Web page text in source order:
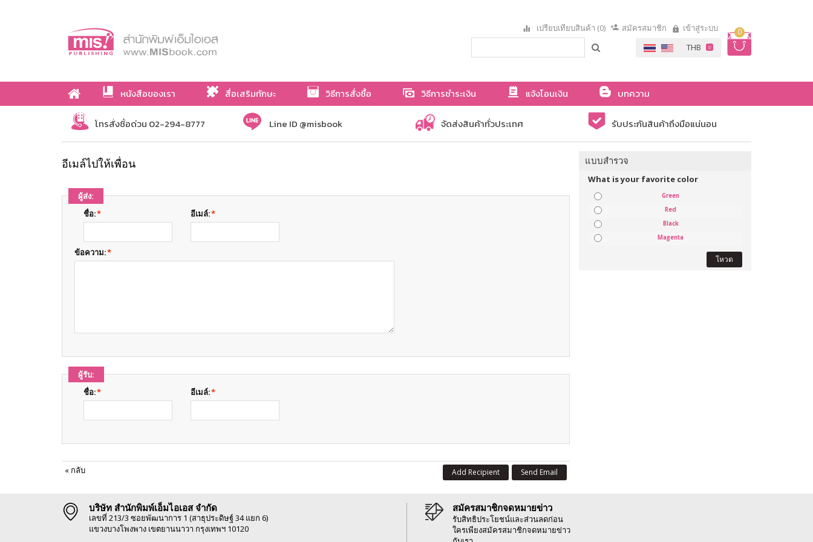
0
เปรียบเทียบสินค้า (0) สมัครสมาชิก เข้าสู่ระบบ
หนังสือของเรา สื่อเสริมทักษะ วิธีการสั่งซื้อ วิธีการชำระเงิน แจ้งโอนเงิน
บทความ
เกี่ยวกับเรา
โทรสั่งซื้อด่วน 02-294-8777 Line ID @misbook จัดส่งสินค้าทั่วประเทศ รับประกันสินค้าถึงมือแน่นอน
อีเมล์ไปให้เพื่อน
ผู้ส่ง:
*
ชื่อ: *
อีเมล์:
*
ข้อความ:
ผู้รับ:
*
ชื่อ: *
อีเมล์:
« กลับ Send Email
Add Recipient
แบบสำรวจ
What is your favorite color
Green
Red
Black
Magenta
โหวต
บริษัท สำนักพิมพ์เอ็มไอเอส จำกัด
เลขที่ 213/3 ซอยพัฒนาการ 1 (สาธุประดิษฐ์ 34 แยก 6)
แขวงบางโพงพาง เขตยานนาวา กรุงเทพฯ 10120
สมัครสมาชิกจดหมายข่าว
รับสิทธิประโยชน์และส่วนลดก่อน
ใครเพียงสมัครสมาชิกจดหมายข่าว